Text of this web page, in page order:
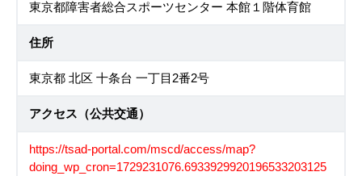
東京都障害者総合スポーツセンター 本館１階体育館
住所
東京都 北区 十条台 一丁目2番2号
アクセス（公共交通）
https://tsad-portal.com/mscd/access/map?
doing_wp_cron=1729231076.6933929920196533203125